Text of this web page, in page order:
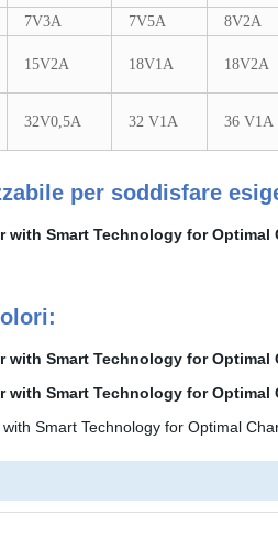
7V3A 7V5A 8V2A
15V2A 18V1A 18V2A
32V0,5A 32 V1A 36 V1A
per soddisfare